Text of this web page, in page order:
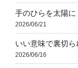
手のひらを太陽に
2026/06/21
いい意味で裏切
2026/06/16